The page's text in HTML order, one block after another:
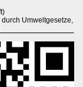
Umweltgesetze,